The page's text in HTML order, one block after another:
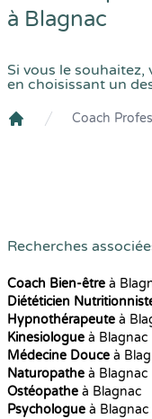
à Blagnac
Si vous le
en choisissant un
Coach
Recherches
Coach Bien-être à
Diététicien
Hypnothérapeute à
Kinesiologue à Blagnac
Médecine Douce à
Naturopathe à Blagnac
Ostéopathe à Blagnac
Psychologue à Blagnac